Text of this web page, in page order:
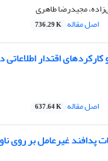
مجیدرضا طاهری
اصل مقاله 736.29 K
اقتدار اطلاعاتی
اصل مقاله 637.64 K
پدافند غیرعامل بر روی